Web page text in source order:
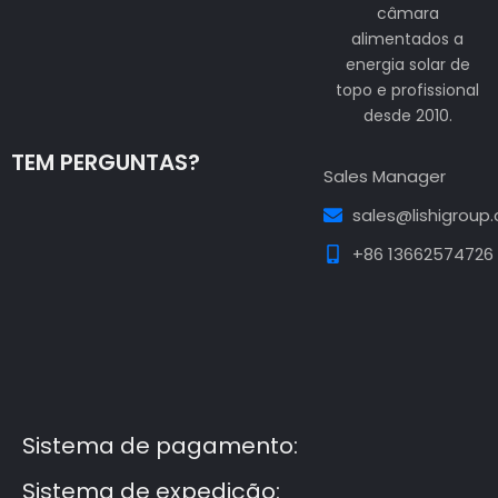
câmara
alimentados a
energia solar de
topo e profissional
desde 2010.
TEM PERGUNTAS?
Sales Manager
+86 13662574726
Sistema de pagamento:
Sistema de expedição: